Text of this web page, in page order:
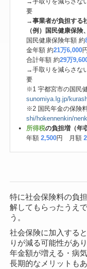
要
→事業者が負担する
（例）国民健康保
国民健康保険年額 約
金年額 約21万6,000
合計年額 約29万
→手取りを減らさな
要
※1 宇都宮市の国民
sunomiya.lg.jp/
※2 国民年金の保険
shi/hokennenkin/
所得税の負担増（年
年額 2,500円 月額
特に社会保険料の負
解してもらったうえ
う。
社会保険に加入する
りが減る可能性があ
年金額が増える・病
長期的なメリットも